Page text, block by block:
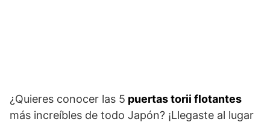
¿Quieres conocer las 5 puertas torii flotantes
más increíbles de todo Japón? ¡Llegaste al lugar